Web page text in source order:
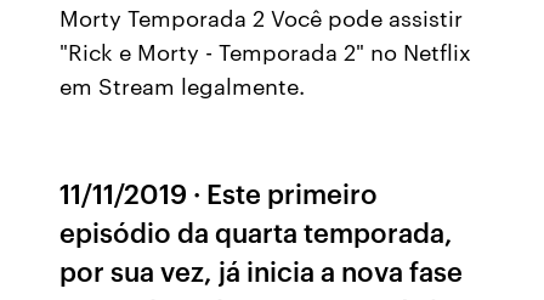
Morty Temporada 2 Você pode assistir
"Rick e Morty - Temporada 2" no Netflix
em Stream legalmente.
11/11/2019 · Este primeiro
episódio da quarta temporada,
por sua vez, já inicia a nova fase